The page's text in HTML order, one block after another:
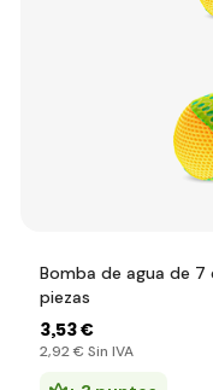
Bomba de agua de
piezas
3,53 €
2,92 € Sin IVA